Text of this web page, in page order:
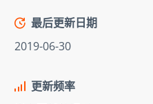
最后更新日期
2019-06-30
更新频率